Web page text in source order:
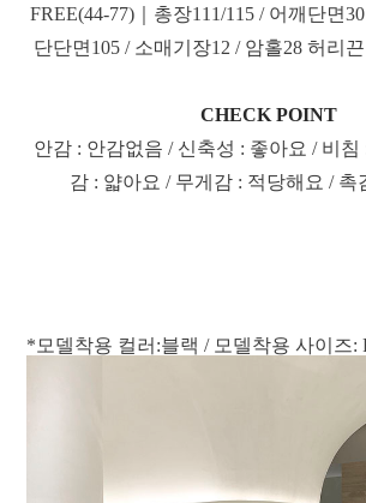
FREE(44-77)｜총장111/115 / 어깨단면
단단면105 / 소매기장12 / 암홀28 허리
CHECK POINT
안감 : 안감없음 / 신축성 : 좋아요 / 비침
감 : 얇아요 / 무게감 : 적당해요 / 촉
*모델착용 컬러:블랙 / 모델착용 사이즈: